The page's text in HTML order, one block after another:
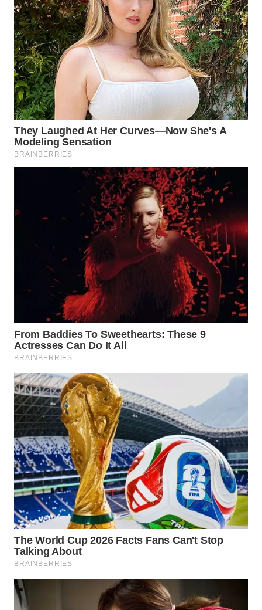
WN
KUNINGAN
WN
MAJALENGKA
WN
SUBANG
WN
SUKABUMI
WN
TIMUR
SEMARANG
WN
SOLO
BOROBUDUR
WN
MADURA
WN
SURABAYA
WN
NATUNA
WN
BINTAN
WN
MANDALIKA